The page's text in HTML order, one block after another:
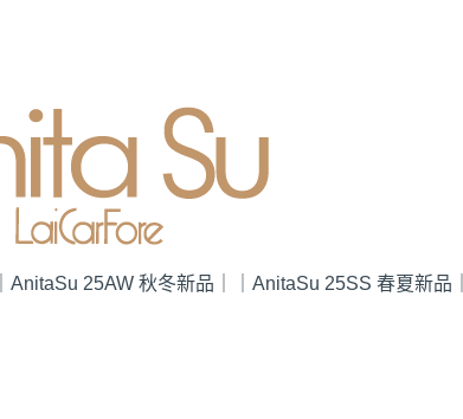
｜AnitaSu 25AW 秋冬新品｜ ｜AnitaSu 25SS 春夏新品｜